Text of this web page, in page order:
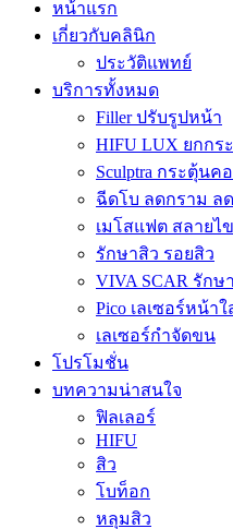
หน้าแรก
เกี่ยวกับคลินิก
ประวัติแพทย์
บริการทั้งหมด
Filler ปรับรูปหน้า
HIFU LUX ยกก
Sculptra กระตุ้น
ฉีดโบ ลดกราม ล
เมโสแฟต สลายไ
รักษาสิว รอยสิว
VIVA SCAR รัก
Pico เลเซอร์หน้า
เลเซอร์กำจัดขน
โปรโมชั่น
บทความน่าสนใจ
ฟิลเลอร์
HIFU
สิว
โบท็อก
หลุมสิว